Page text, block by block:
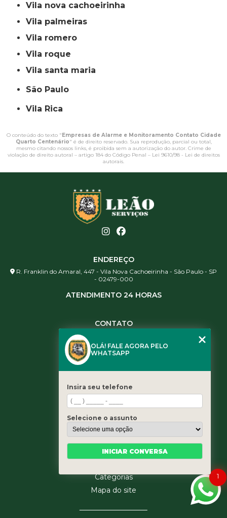
vila nova cachoeirinha
vila palmeiras
vila romero
vila roque
vila santa maria
São Paulo
Vila Rica
O conteúdo do texto " Empresas de Alarme e Monitoramento Contato Cidade
Quarto Centenário" é de direito reservado. Sua reprodução, parcial ou total,
mesmo citando nossos links, é proibida sem a autorização do autor. Crime de
violação de direito autoral – artigo 184 do Código Penal – Lei 9610/98 - Lei de direitos
autorais.
ENDEREÇO
R. Franklin do Amaral, 447 - Vila Nova Cachoeirinha - São Paulo - SP
- 02479-000
ATENDIMENTO 24 HORAS
CONTATO
(11) 3461-5871
contato@leaoservicos.com.br
Home
Quem somos
Serviços
Blog
Categorias
Mapa do site
1
OLÁ! FALE AGORA PELO
WHATSAPP
Insira seu telefone
Selecione o assunto
INICIAR CONVERSA